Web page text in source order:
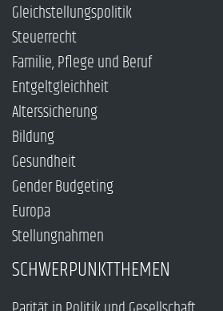
Gleichstellungspolitik
Steuerrecht
Familie, Pflege und Beruf
Entgeltgleichheit
Alterssicherung
Bildung
Gesundheit
Gender Budgeting
Europa
Stellungnahmen
SCHWERPUNKTTHEMEN